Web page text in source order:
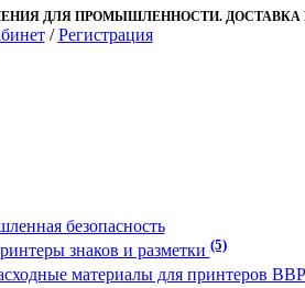
ДЛЯ ПРОМЫШЛЕННОСТИ. ДОСТАВКА
/Регистрация
безопасность
знаков и разметки(5)
материалы для принтеров